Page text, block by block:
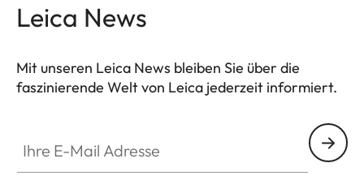
Die Uhr bietet präzise Zeitmessung und eine
Positionen gemessen wird, um eine optimale
Genauigkeit zu gewährleisten.
raffinierten Veredelungstechniken wird das Kaliber
Leica News
Mit unseren Leica News bleiben Sie über die
faszinierende Welt von Leica jederzeit informiert.